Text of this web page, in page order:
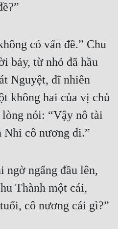
có vấn đề.” Chu
bảy, từ nhỏ đã hầu
Nguyệt, dĩ nhiên
không hai của vị chủ
nói: “Vậy nô tài
Nhi cô nương đi.”
ngờ ngẩng đầu lên,
Thành một cái,
cô nương cái gì?”